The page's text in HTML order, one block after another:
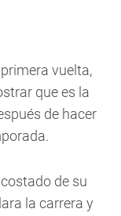
vuelta,
que es la
de hacer
de su
la carrera y